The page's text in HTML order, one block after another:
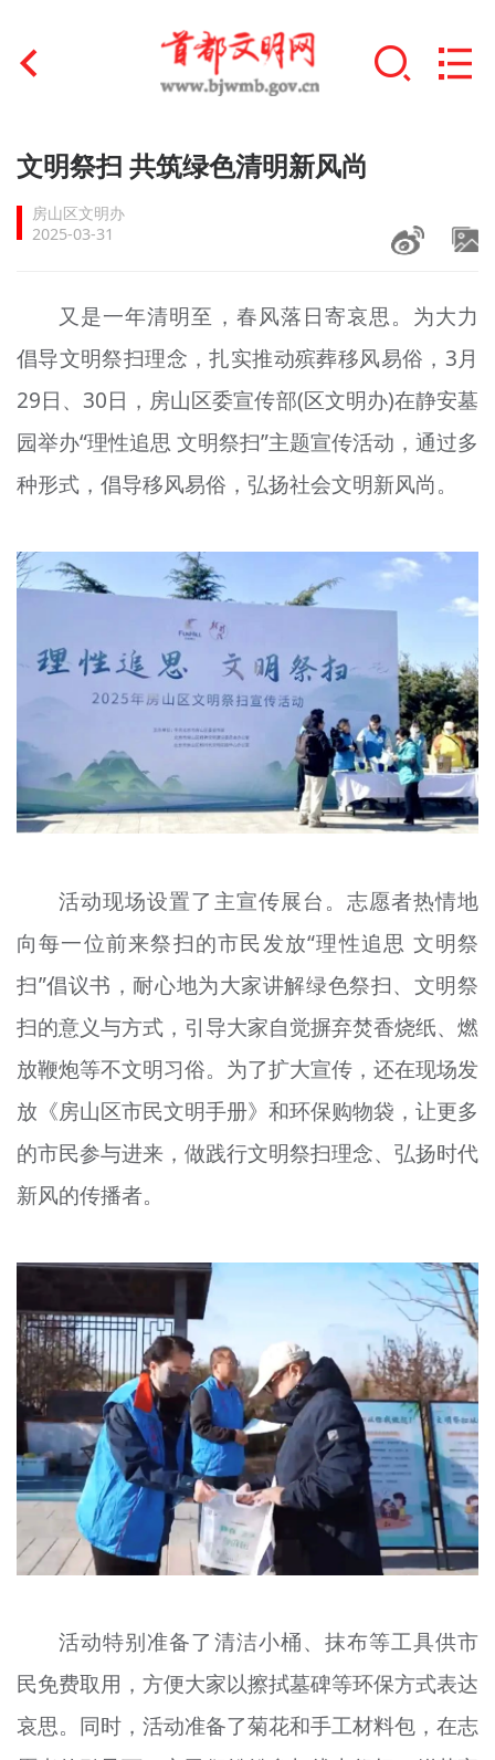
首页
文明创建
文明培育
+
未成年人思想道德建设
榜样人物
+
身边好人
北京宣传文化引导基金
宣传思想文化人才
专题
资料库
+
文明祭扫 共筑绿色清明新风尚
房山区文明办
2025-03-31
又是一年清明至，春风落日寄哀思。为大力
倡导文明祭扫理念，扎实推动殡葬移风易俗，3月
29日、30日，房山区委宣传部(区文明办)在静安墓
园举办“理性追思 文明祭扫”主题宣传活动，通过多
种形式，倡导移风易俗，弘扬社会文明新风尚。
活动现场设置了主宣传展台。志愿者热情地
向每一位前来祭扫的市民发放“理性追思 文明祭
扫”倡议书，耐心地为大家讲解绿色祭扫、文明祭
扫的意义与方式，引导大家自觉摒弃焚香烧纸、燃
放鞭炮等不文明习俗。为了扩大宣传，还在现场发
放《房山区市民文明手册》和环保购物袋，让更多
的市民参与进来，做践行文明祭扫理念、弘扬时代
新风的传播者。
活动特别准备了清洁小桶、抹布等工具供市
民免费取用，方便大家以擦拭墓碑等环保方式表达
哀思。同时，活动准备了菊花和手工材料包，在志